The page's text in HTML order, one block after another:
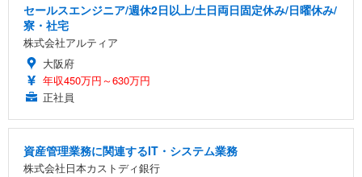
セールスエンジニア/週休2日以上/土日両日固定休み/日曜休み/
寮・社宅
株式会社アルティア
大阪府
年収450万円～630万円
正社員
資産管理業務に関連するIT・システム業務
株式会社日本カストディ銀行